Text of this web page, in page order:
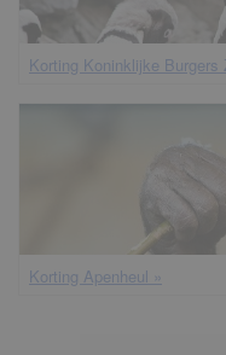
korting Koninklijke Burgers
korting Apenheul »